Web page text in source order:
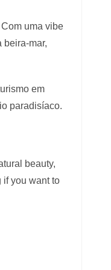
uma vibe
beira-mar,
em
paradisíaco.
beauty,
if you want to